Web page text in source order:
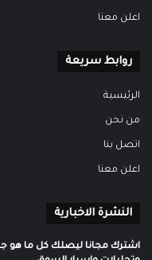
اعلن معنا
روابط سريعة
الرئيسية
من نحن
اتصل بنا
اعلن معنا
النشرة الاخبارية
اشترك مجانا ليصلك كل ما هو